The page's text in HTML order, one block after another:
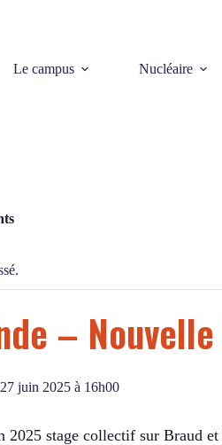
Le campus Nucléaire
–
27 juin 2025 à 16h00
2025 stage collectif sur Braud